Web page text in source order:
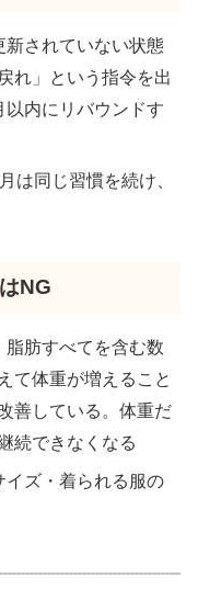
されていない状態
れ」という指令を出
以内にリバウンドす
は同じ習慣を続け、
NG
肪すべてを含む数
て体重が増えること
善している。体重だ
続できなくなる
イズ・着られる服の